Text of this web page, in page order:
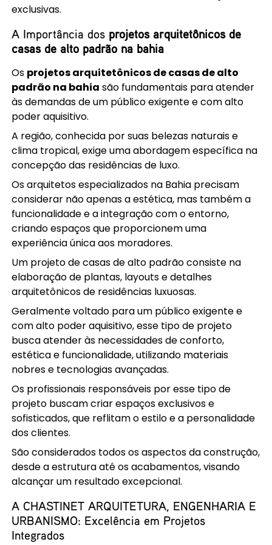
exclusivas.
A Importância dos projetos arquitetônicos de
casas de alto padrão na bahia
Os projetos arquitetônicos de casas de alto
padrão na bahia são fundamentais para atender
às demandas de um público exigente e com alto
poder aquisitivo.
A região, conhecida por suas belezas naturais e
clima tropical, exige uma abordagem específica na
concepção das residências de luxo.
Os arquitetos especializados na Bahia precisam
considerar não apenas a estética, mas também a
funcionalidade e a integração com o entorno,
criando espaços que proporcionem uma
experiência única aos moradores.
Um projeto de casas de alto padrão consiste na
elaboração de plantas, layouts e detalhes
arquitetônicos de residências luxuosas.
Geralmente voltado para um público exigente e
com alto poder aquisitivo, esse tipo de projeto
busca atender às necessidades de conforto,
estética e funcionalidade, utilizando materiais
nobres e tecnologias avançadas.
Os profissionais responsáveis por esse tipo de
projeto buscam criar espaços exclusivos e
sofisticados, que reflitam o estilo e a personalidade
dos clientes.
São considerados todos os aspectos da construção,
desde a estrutura até os acabamentos, visando
alcançar um resultado excepcional.
A CHASTINET ARQUITETURA, ENGENHARIA E
URBANISMO: Excelência em Projetos
Integrados